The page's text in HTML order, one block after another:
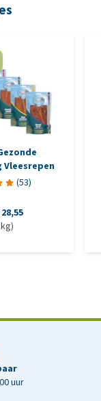
Vleesrepen
(53)
uur